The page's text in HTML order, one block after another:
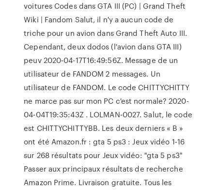
voitures Codes dans GTA III (PC) | Grand Theft
Wiki | Fandom Salut, il n'y a aucun code de
triche pour un avion dans Grand Theft Auto III.
Cependant, deux dodos (l'avion dans GTA III)
peuv 2020-04-17T16:49:56Z. Message de un
utilisateur de FANDOM 2 messages. Un
utilisateur de FANDOM. Le code CHITTYCHITTY
ne marce pas sur mon PC c'est normale? 2020-
04-04T19:35:43Z . LOLMAN-0027. Salut, le code
est CHITTYCHITTYBB. Les deux derniers « B »
ont été Amazon.fr : gta 5 ps3 : Jeux vidéo 1-16
sur 268 résultats pour Jeux vidéo: "gta 5 ps3"
Passer aux principaux résultats de recherche
Amazon Prime. Livraison gratuite. Tous les